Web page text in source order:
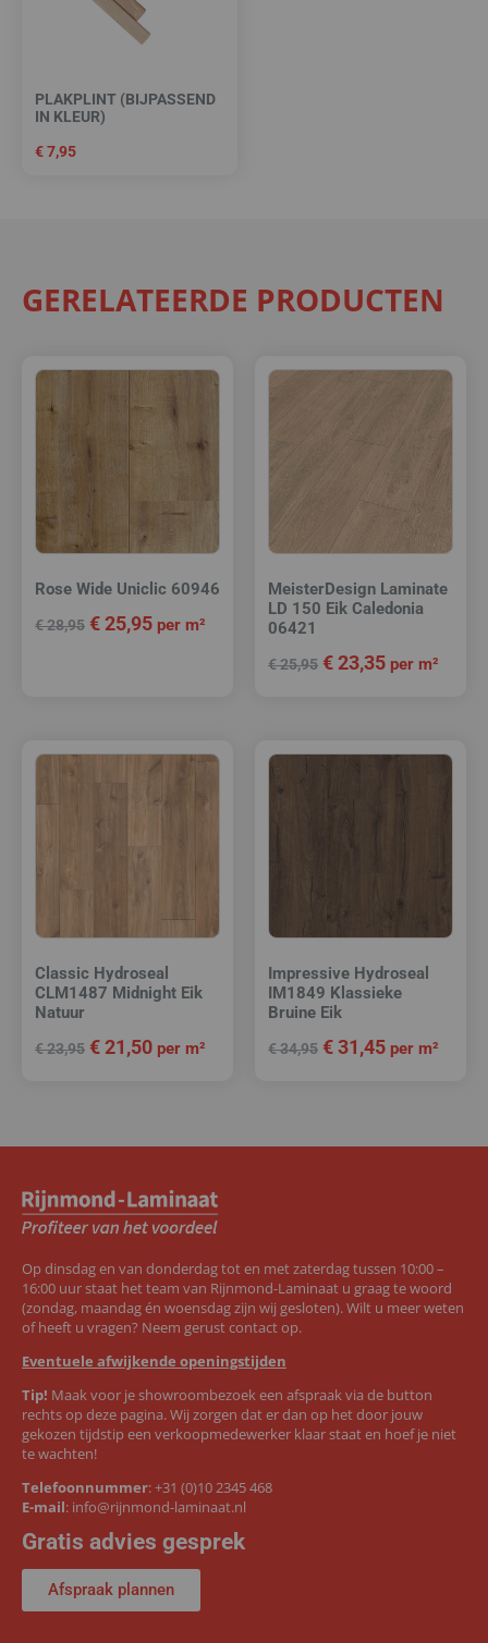
PLAKPLINT (BIJPASSEND
IN KLEUR)
€7,95
GERELATEERDE PRODUCTEN
Rose Wide Uniclic 60946
€28,95 €25,95 per m²
MeisterDesign Laminate
LD 150 Eik Caledonia
06421
€25,95 €23,35 per m²
Classic Hydroseal
CLM1487 Midnight Eik
Natuur
€23,95 €21,50 per m²
Impressive Hydroseal
IM1849 Klassieke
Bruine Eik
€34,95 €31,45 per m²
Op dinsdag en van donderdag tot en met zaterdag tussen 10:00 –
16:00 uur staat het team van Rijnmond-Laminaat u graag te woord
(zondag, maandag én woensdag zijn wij gesloten). Wilt u meer weten
of heeft u vragen? Neem gerust contact op.
Eventuele afwijkende openingstijden
Tip! Maak voor je showroombezoek een afspraak via de button
rechts op deze pagina. Wij zorgen dat er dan op het door jouw
gekozen tijdstip een verkoopmedewerker klaar staat en hoef je niet
te wachten!
Telefoonnummer:+31 (0)10 2345 468
E-mail: info@rijnmond-laminaat.nl
Gratis advies gesprek
Afspraak plannen